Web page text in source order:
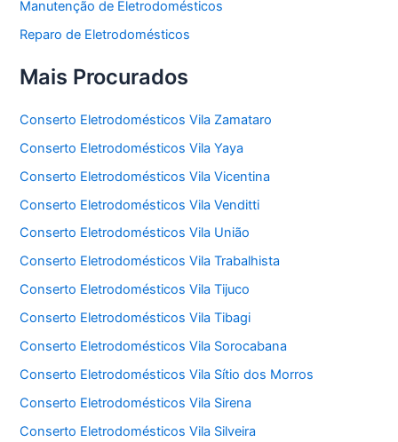
Manutenção de Eletrodomésticos
Reparo de Eletrodomésticos
Mais Procurados
Conserto Eletrodomésticos Vila Zamataro
Conserto Eletrodomésticos Vila Yaya
Conserto Eletrodomésticos Vila Vicentina
Conserto Eletrodomésticos Vila Venditti
Conserto Eletrodomésticos Vila União
Conserto Eletrodomésticos Vila Trabalhista
Conserto Eletrodomésticos Vila Tijuco
Conserto Eletrodomésticos Vila Tibagi
Conserto Eletrodomésticos Vila Sorocabana
Conserto Eletrodomésticos Vila Sítio dos Morros
Conserto Eletrodomésticos Vila Sirena
Conserto Eletrodomésticos Vila Silveira